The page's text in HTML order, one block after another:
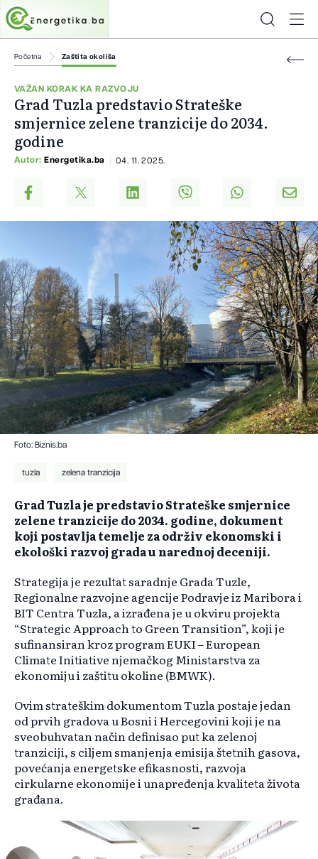
Početna Zaštita okoliša
VAŽAN KORAK KA RAZVOJU
Grad Tuzla predstavio Strateške
smjernice zelene tranzicije do 2034.
godine
Autor: Energetika.ba 04. 11. 2025.
Foto: Biznis.ba
tuzla zelena tranzicija
Grad Tuzla je predstavio Strateške smjernice
zelene tranzicije do 2034. godine, dokument
koji postavlja temelje za održiv ekonomski i
ekološki razvoj grada u narednoj deceniji.
Strategija je rezultat saradnje Grada Tuzle,
Regionalne razvojne agencije Podravje iz Maribora i
BIT Centra Tuzla, a izrađena je u okviru projekta
“Strategic Approach to Green Transition”, koji je
sufinansiran kroz program EUKI – European
Climate Initiative njemačkog Ministarstva za
ekonomiju i zaštitu okoline (BMWK).
Ovim strateškim dokumentom Tuzla postaje jedan
od prvih gradova u Bosni i Hercegovini koji je na
sveobuhvatan način definisao put ka zelenoj
tranziciji, s ciljem smanjenja emisija štetnih gasova,
povećanja energetske efikasnosti, razvoja
cirkularne ekonomije i unapređenja kvaliteta života
građana.